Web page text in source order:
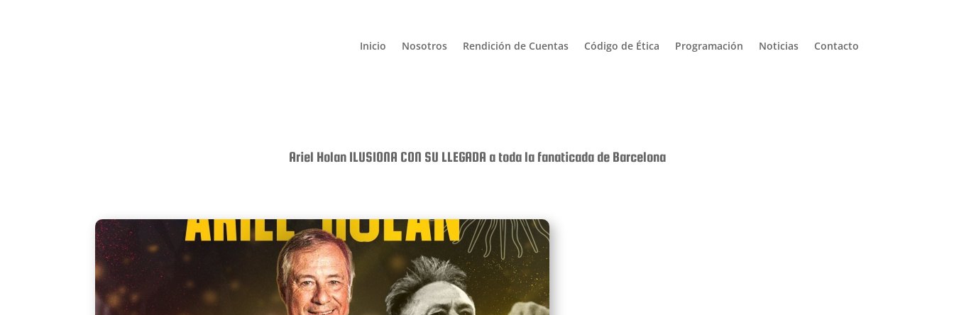
Inicio Nosotros Rendición de Cuentas Código de Ética Programación Noticias Contacto
Ariel Holan ILUSIONA CON SU LLEGADA a toda la fanaticada de Barcelona